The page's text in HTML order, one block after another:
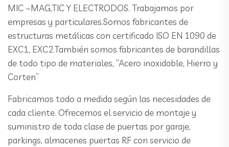
MIC –MAG,TIC Y ELECTRODOS. Trabajamos por
empresas y particulares.Somos fabricantes de
estructuras metálicas con certificado ISO EN 1090 de
EXC1, EXC2.También somos fabricantes de barandillas
de todo tipo de materiales, “Acero inoxidable, Hierro y
Corten”
Fabricamos todo a medida según las necesidades de
cada cliente. Ofrecemos el servicio de montaje y
suministro de toda clase de puertas por garaje,
parkings, almacenes puertas RF con servicio de